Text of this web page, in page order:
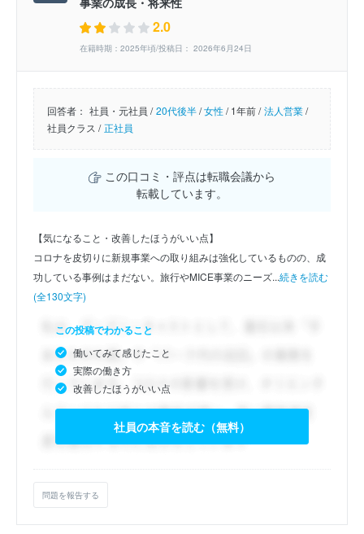
2.0
在籍時期：2025年頃/投稿日： 2026年6月24日
回答者： 社員・元社員 / 20代後半/女性/1年前 / 法人営業/
社員クラス / 正社員
この口コミ・評点は転職会議から
転載しています。
【気になること・改善したほうがいい点】
コロナを皮切りに新規事業への取り組みは強化しているものの、成
功している事例はまだない。旅行やMICE事業のニーズ...続きを読む
(全130文字)
この投稿でわかること
働いてみて感じたこと
実際の働き方
改善したほうがいい点
社員の本音を読む（無料）
問題を報告する